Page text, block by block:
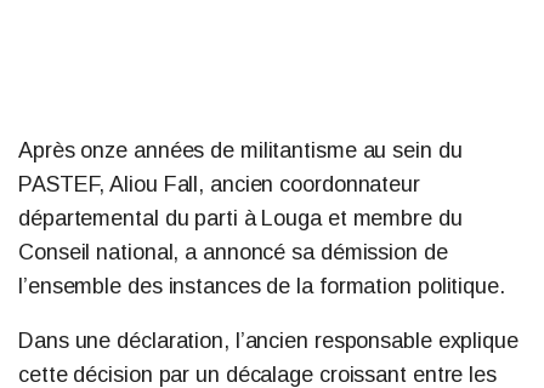
Après onze années de militantisme au sein du
PASTEF, Aliou Fall, ancien coordonnateur
départemental du parti à Louga et membre du
Conseil national, a annoncé sa démission de
l’ensemble des instances de la formation politique.
Dans une déclaration, l’ancien responsable explique
cette décision par un décalage croissant entre les